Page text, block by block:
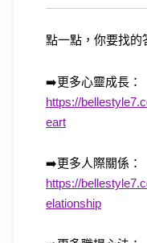
點一點，你要找的
➡️更多心靈成長：
https://
eart
➡️更多人際關係：
https://
elationship